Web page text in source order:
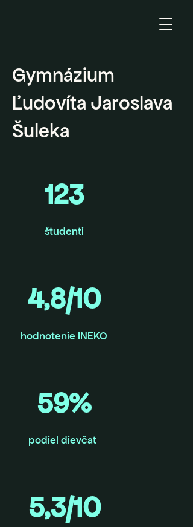
Gymnázium
Ľudovíta Jaroslava
Šuleka
123
študenti
4,8/10
hodnotenie INEKO
59%
podiel dievčat
5,3/10